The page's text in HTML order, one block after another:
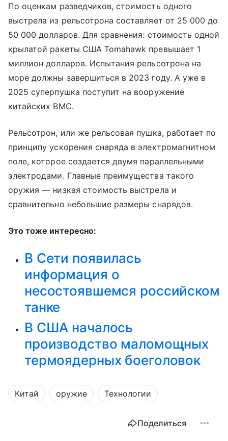
По оценкам разведчиков, стоимость одного
выстрела из рельсотрона составляет от 25 000 до
50 000 долларов. Для сравнения: стоимость одной
крылатой ракеты США Tomahawk превышает 1
миллион долларов. Испытания рельсотрона на
море должны завершиться в 2023 году. А уже в
2025 суперпушка поступит на вооружение
китайских ВМС.
Рельсотрон, или же рельсовая пушка, работает по
принципу ускорения снаряда в электромагнитном
поле, которое создается двумя параллельными
электродами. Главные преимущества такого
оружия — низкая стоимость выстрела и
сравнительно небольшие размеры снарядов.
Это тоже интересно:
В Сети появилась
информация о
несостоявшемся российском
танке
В США началось
производство маломощных
термоядерных боеголовок
Китай оружие Технологии
Поделиться